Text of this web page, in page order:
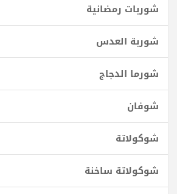
شوربات رمضانية
شوربة العدس
شورما الدجاج
شوفان
شوكولاتة
شوكولاتة ساخنة